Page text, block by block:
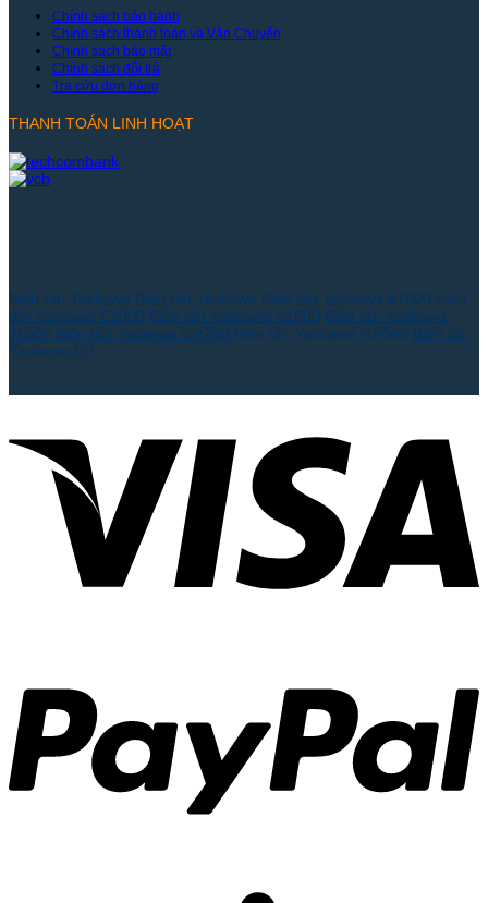
Chính sách bảo hành
Chính sách thanh toán và Vận Chuyển
Chính sách bảo mật
Chính sách đổi trả
Tra cứu đơn hàng
THANH TOÁN LINH HOẠT
Biến tần Yaskawa Bien tan Yaskawa Biến tần Yaskawa A1000 Biến
tần Yaskawa E1000 Biến tần Yaskawa V1000 Biến tần Yaskawa
J1000 Biến tần Yaskawa GA700 Biến tần Yaskawa GA500 Biến tần
Yaskawa G7